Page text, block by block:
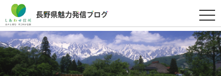
t
o
g
g
l
e
n
a
v